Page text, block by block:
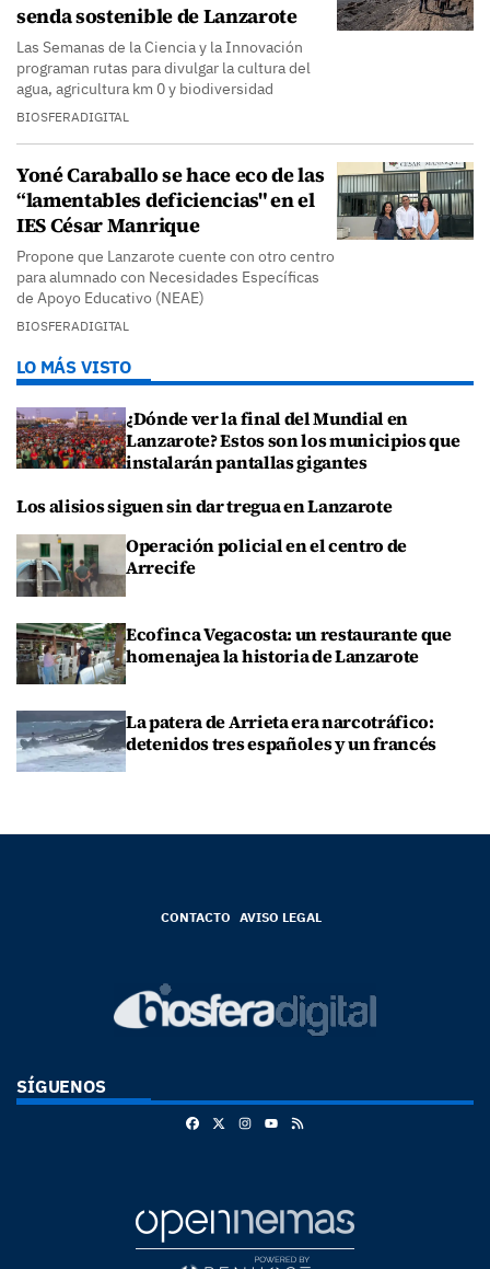
senda sostenible de Lanzarote
Las Semanas de la Ciencia y la Innovación
programan rutas para divulgar la cultura del
agua, agricultura km 0 y biodiversidad
BIOSFERADIGITAL
Yoné Caraballo se hace eco de las
“lamentables deficiencias" en el
IES César Manrique
Propone que Lanzarote cuente con otro centro
para alumnado con Necesidades Específicas
de Apoyo Educativo (NEAE)
BIOSFERADIGITAL
LO MÁS VISTO
¿Dónde ver la final del Mundial en
Lanzarote? Estos son los municipios que
instalarán pantallas gigantes
Los alisios siguen sin dar tregua en Lanzarote
Operación policial en el centro de
Arrecife
Ecofinca Vegacosta: un restaurante que
homenajea la historia de Lanzarote
La patera de Arrieta era narcotráfico:
detenidos tres españoles y un francés
CONTACTO AVISO LEGAL
SÍGUENOS
FacebookInstagram